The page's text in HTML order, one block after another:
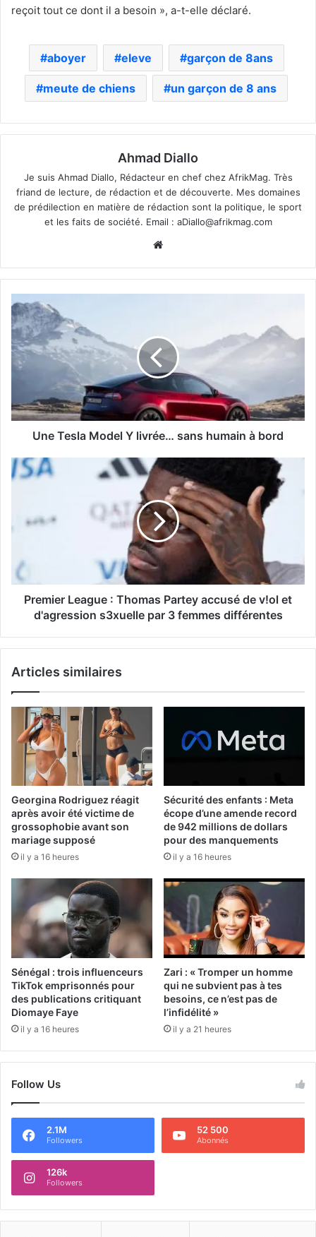
reçoit tout ce dont il a besoin », a-t-elle déclaré.
aboyer eleve garçon de 8ans
meute de chiens un garçon de 8 ans
Ahmad Diallo
Je suis Ahmad Diallo, Rédacteur en chef chez AfrikMag. Très
friand de lecture, de rédaction et de découverte. Mes domaines
de prédilection en matière de rédaction sont la politique, le sport
et les faits de société. Email : aDiallo@afrikmag.com
Une Tesla Model Y livrée… sans humain à bord
Premier League : Thomas Partey accusé de v!ol et
d'agression s3xuelle par 3 femmes différentes
Articles similaires
Georgina Rodriguez réagit
après avoir été victime de
grossophobie avant son
mariage supposé
il y a 16 heures
Sécurité des enfants : Meta
écope d’une amende record
de 942 millions de dollars
pour des manquements
il y a 16 heures
Sénégal : trois influenceurs
TikTok emprisonnés pour
des publications critiquant
Diomaye Faye
il y a 16 heures
Zari : « Tromper un homme
qui ne subvient pas à tes
besoins, ce n’est pas de
l’infidélité »
il y a 21 heures
Follow Us
2.1M
Followers
52 500
Abonnés
126k
Followers